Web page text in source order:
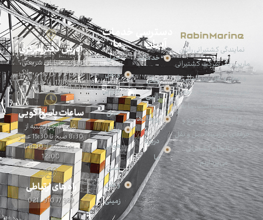
نمایندگی کشتیرانی رابین
مارین، یک شرکت کشتیرانی
و حمل و نقل بین‌المللی با
تجربه‌ای بیش از یک دهه در
این صنعت است. ما به
ارائه‌ی خدماتی متنوع و
حرفه‌ای در زمینه حمل‌ و‌ نقل
بین‌المللی کشتیرانی
می‌پردازیم.
دسترسی
آسان
خدمات
ویکی
رابین
رویدادها
درباره
ما
خدمات
ما
حمل
و نقل
دریایی
حمل
و نقل
هوایی
حمل
و نقل
زمینی
آدرس دفتر مرکزی
تهران، خیابان شریعتی،
پایین‌تر از پل رومی، پلاک
1788، واحد 4
ساعات پاسخ گویی
شنبه تا چهارشنبه از
8:30 صبح تا 15:30 عصر
- پنجشنبه از 8:30 تا
12:00
راه های ارتباطی
989 77 910 - 021